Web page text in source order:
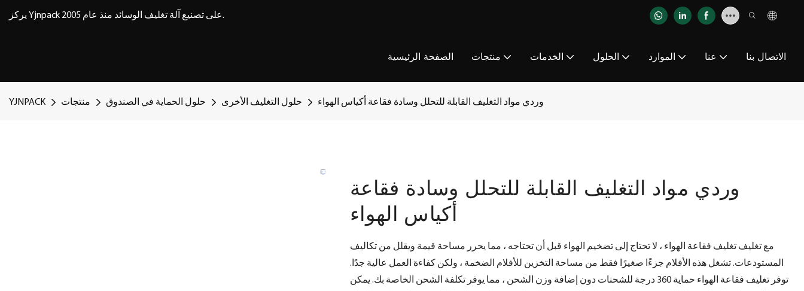
يركز Yjnpack على تصنيع آلة تغليف الوسائد منذ عام 2005.
الصفحة الرئيسية منتجات الخدمات الحلول الموارد عنا الاتصال بنا
YJNPACK منتجات حلول الحماية في الصندوق حلول التغليف الأخرى وردي مواد التغليف القابلة للتحلل وسادة فقاعة أكياس الهواء
وردي مواد التغليف القابلة للتحلل وسادة فقاعة
أكياس الهواء
مع تغليف تغليف فقاعة الهواء ، لا تحتاج إلى تضخيم الهواء قبل أن تحتاجه ، مما يحرر مساحة قيمة ويقلل من تكاليف
المستودعات. تشغل هذه الأفلام جزءًا صغيرًا فقط من مساحة التخزين للأفلام الضخمة ، ولكن كفاءة العمل عالية جدًا.
توفر تغليف فقاعة الهواء حماية 360 درجة للشحنات دون إضافة وزن الشحن ، مما يوفر تكلفة الشحن الخاصة بك. يمكن